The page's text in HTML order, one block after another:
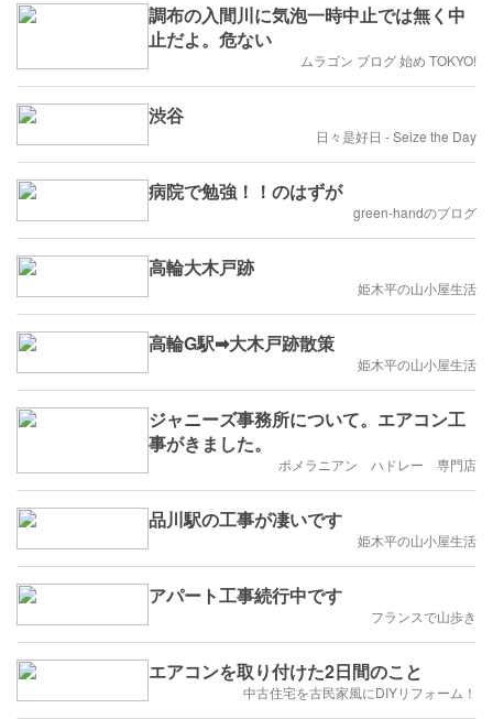
調布の入間川に気泡一時中止では無く中
止だよ。危ない
ムラゴン ブログ 始め TOKYO!
渋谷
日々是好日 - Seize the Day
病院で勉強！！のはずが
green-handのブログ
高輪大木戸跡
姫木平の山小屋生活
高輪G駅➡大木戸跡散策
姫木平の山小屋生活
ジャニーズ事務所について。エアコン工
事がきました。
ポメラニアン ハドレー 専門店
品川駅の工事が凄いです
姫木平の山小屋生活
アパート工事続行中です
フランスで山歩き
エアコンを取り付けた2日間のこと
中古住宅を古民家風にDIYリフォーム！